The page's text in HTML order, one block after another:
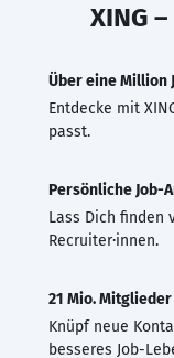
XING
Über eine Million
Entdecke mit
passt.
Persönliche Job-
Lass Dich finden
Recruiter·innen.
21 Mio. Mitglieder
Knüpf neue
besseres Job-